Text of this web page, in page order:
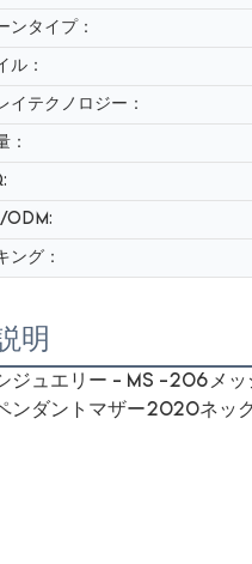
ンタイプ：
ル：
イテクノロジー：
：
ODM:
ング：
明